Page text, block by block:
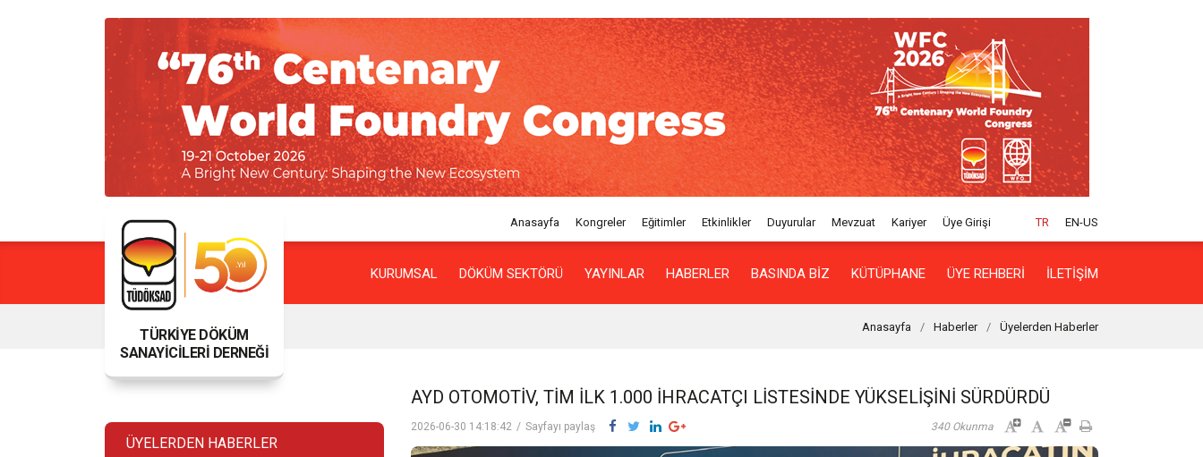
TÜRKİYE DÖKÜM
SANAYİCİLERİ DERNEĞİ
TR EN-US
Anasayfa Kongreler Eğitimler Etkinlikler Duyurular Mevzuat Kariyer Üye Girişi
KURUMSAL DÖKÜM SEKTÖRÜ YAYINLAR HABERLER BASINDA BIZ KÜTÜPHANE ÜYE REHBERI İLETIŞIM
Anasayfa Haberler Üyelerden Haberler
ÜYELERDEN HABERLER
AYD OTOMOTIV, TİM İLK 1.000 İHRACATÇI LISTESINDE YÜKSELIŞINI SÜRDÜRDÜ
2026-06-30 14:18:42 / Sayfayı paylaş 340 Okunma